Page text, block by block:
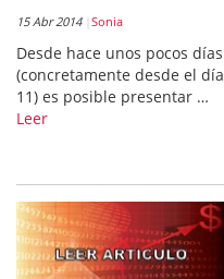
15 Abr 2014 Sonia
Desde hace unos pocos días
(concretamente desde el día
11) es posible presentar …
Leer